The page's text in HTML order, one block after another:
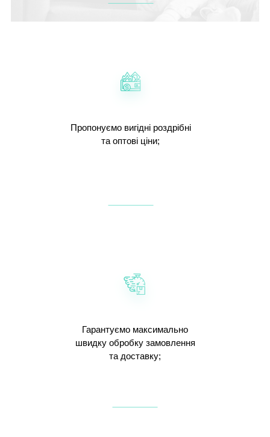
Пропонуємо вигідні роздрібні
та оптові ціни;
Гарантуємо максимально
швидку обробку замовлення
та доставку;